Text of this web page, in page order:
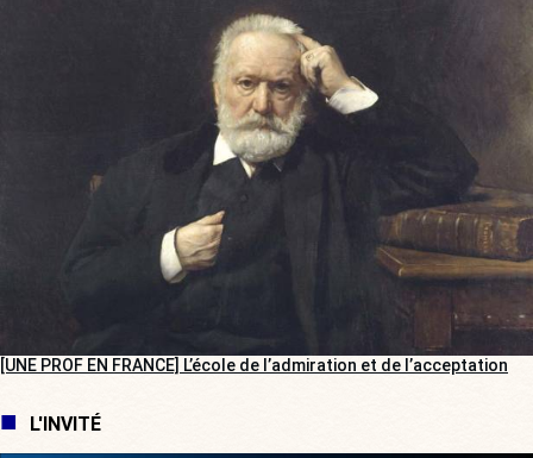
[UNE PROF EN FRANCE] L’école de l’admiration et de l’acceptation
L'INVITÉ